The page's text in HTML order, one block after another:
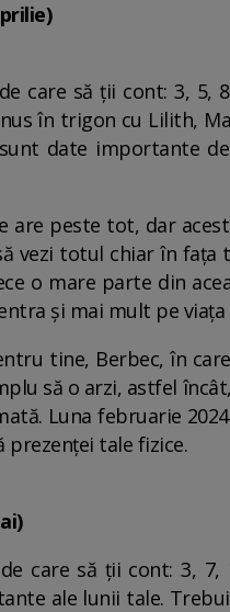
care să ții cont: 3, 5,
în trigon cu Lilith,
sunt date importante
are peste tot, dar
vezi totul chiar în fața
o mare parte din
și mai mult pe
tine, Berbec, în
să o arzi, astfel
Luna februarie
prezenței tale fizice.
care să ții cont: 3, 7,
ale lunii tale.